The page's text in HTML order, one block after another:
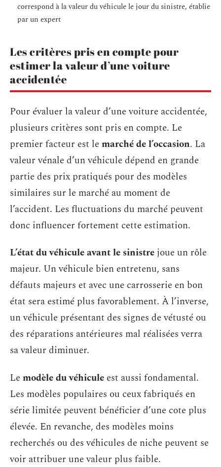
correspond à la valeur du véhicule le jour du sinistre, établie
par un expert
Les critères pris en compte pour
estimer la valeur d’une voiture
accidentée
Pour évaluer la valeur d’une voiture accidentée,
plusieurs critères sont pris en compte. Le
premier facteur est lemarché de l’occasion. La
valeur vénale d’un véhicule dépend en grande
partie des prix pratiqués pour des modèles
similaires sur le marché au moment de
l’accident. Les fluctuations du marché peuvent
donc influencer fortement cette estimation.
L’état du véhicule avant le sinistre joue un rôle
majeur. Un véhicule bien entretenu, sans
défauts majeurs et avec une carrosserie en bon
état sera estimé plus favorablement. À l’inverse,
un véhicule présentant des signes de vétusté ou
des réparations antérieures mal réalisées verra
sa valeur diminuer.
Lemodèle du véhicule est aussi fondamental.
Les modèles populaires ou ceux fabriqués en
série limitée peuvent bénéficier d’une cote plus
élevée. En revanche, des modèles moins
recherchés ou des véhicules de niche peuvent se
voir attribuer une valeur plus faible.